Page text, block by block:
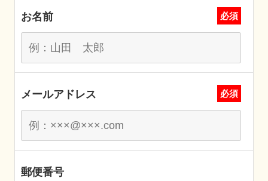
お名前 必須
メールアドレス 必須
郵便番号